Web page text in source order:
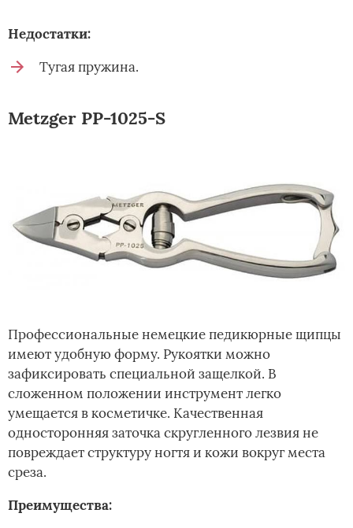
Недостатки:
Тугая пружина.
Metzger PP-1025-S
Профессиональные немецкие педикюрные щипцы
имеют удобную форму. Рукоятки можно
зафиксировать специальной защелкой. В
сложенном положении инструмент легко
умещается в косметичке. Качественная
односторонняя заточка скругленного лезвия не
повреждает структуру ногтя и кожи вокруг места
среза.
Преимущества: